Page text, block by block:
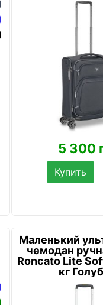
5 300
Купить
Маленький
чемодан
Roncato Lite
кг